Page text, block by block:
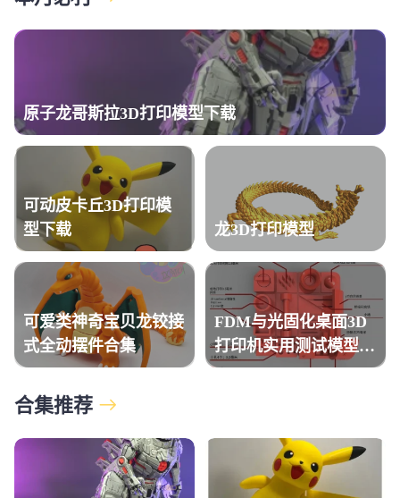
原子龙哥斯拉3D打印模型下载
可动皮卡丘3D打印模
型下载
龙3D打印模型
可爱类神奇宝贝龙铰接
式全动摆件合集
FDM与光固化桌面3D
打印机实用测试模型合
计
合集推荐